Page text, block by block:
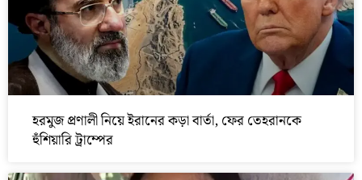
হরমুজ প্রণালী নিয়ে ইরানের কড়া বার্তা, ফের তেহরানকে
হুঁশিয়ারি ট্রাম্পের